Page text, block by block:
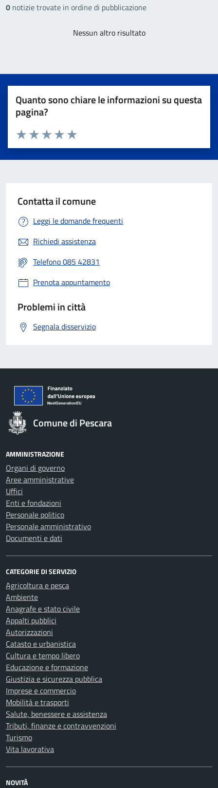
0 notizie trovate in ordine di pubblicazione
Nessun altro risultato
Quanto sono chiare le informazioni su questa
pagina?
Valuta 5 stelle su 5
Valuta 4 stelle su 5
Valuta 3 stelle su 5
Valuta 2 stelle su 5
Valuta 1 stelle su 5
Contatta il comune
Leggi le domande frequenti
Richiedi assistenza
Telefono 085 42831
Prenota appuntamento
Problemi in città
Segnala disservizio
Comune di Pescara
AMMINISTRAZIONE
Organi di governo
Aree amministrative
Uffici
Enti e fondazioni
Personale politico
Personale amministrativo
Documenti e dati
CATEGORIE DI SERVIZIO
Agricoltura e pesca
Ambiente
Anagrafe e stato civile
Appalti pubblici
Autorizzazioni
Catasto e urbanistica
Cultura e tempo libero
Educazione e formazione
Giustizia e sicurezza pubblica
Imprese e commercio
Mobilità e trasporti
Salute, benessere e assistenza
Tributi, finanze e contravvenzioni
Turismo
Vita lavorativa
NOVITÀ